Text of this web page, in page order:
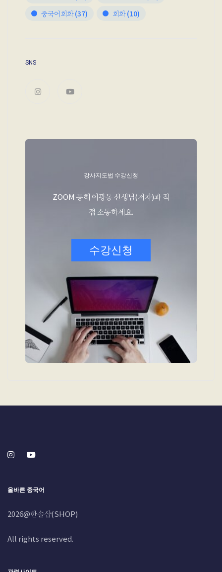
중국어회화(37) 회화(10)
SNS
강사지도법 수강신청
ZOOM 통해 이광동 선생님(저자)과 직
접 소통하세요.
수강신청
올바른 중국어
2026@한솔샵(SHOP)
All rights reserved.